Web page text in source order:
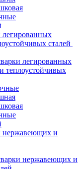
легированных
сталей
легированных
теплоустойчивых
нержавеющих и
нержавеющих и